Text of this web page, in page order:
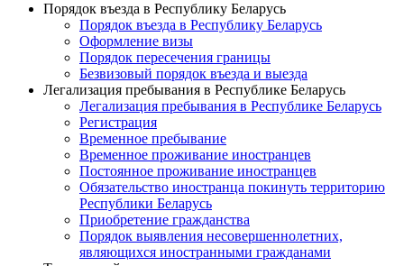
Порядок въезда в Республику Беларусь
Порядок въезда в Республику Беларусь
Оформление визы
Порядок пересечения границы
Безвизовый порядок въезда и выезда
Легализация пребывания в Республике Беларусь
Легализация пребывания в Республике Беларусь
Регистрация
Временное пребывание
Временное проживание иностранцев
Постоянное проживание иностранцев
Обязательство иностранца покинуть территорию
Республики Беларусь
Приобретение гражданства
Порядок выявления несовершеннолетних,
являющихся иностранными гражданами